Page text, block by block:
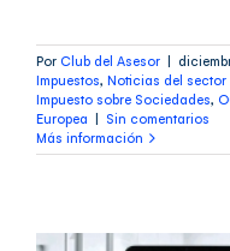
Por Club del Asesor |
Impuestos, Noticias del sector
Impuesto sobre Sociedades,
Europea | Sin comentarios
Más información